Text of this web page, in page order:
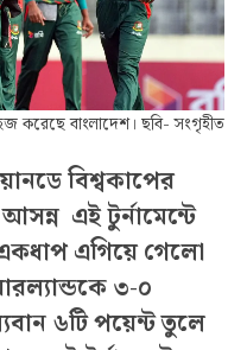
করেছে বাংলাদেশ। ছবি- সংগৃহীত
বিশ্বকাপের
এই টুর্নামেন্টে
এগিয়ে গেলো
৩-০
৬টি পয়েন্ট তুলে